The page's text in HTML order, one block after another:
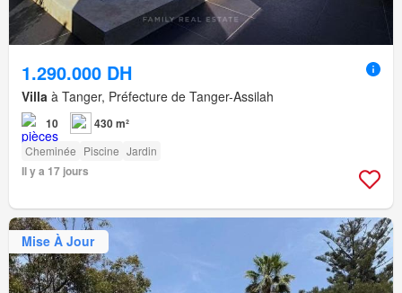
1.290.000 DH
Villa à Tanger, Préfecture de Tanger-Assilah
10 430 m²
Cheminée Piscine Jardin
Il y a 17 jours
Mise À Jour